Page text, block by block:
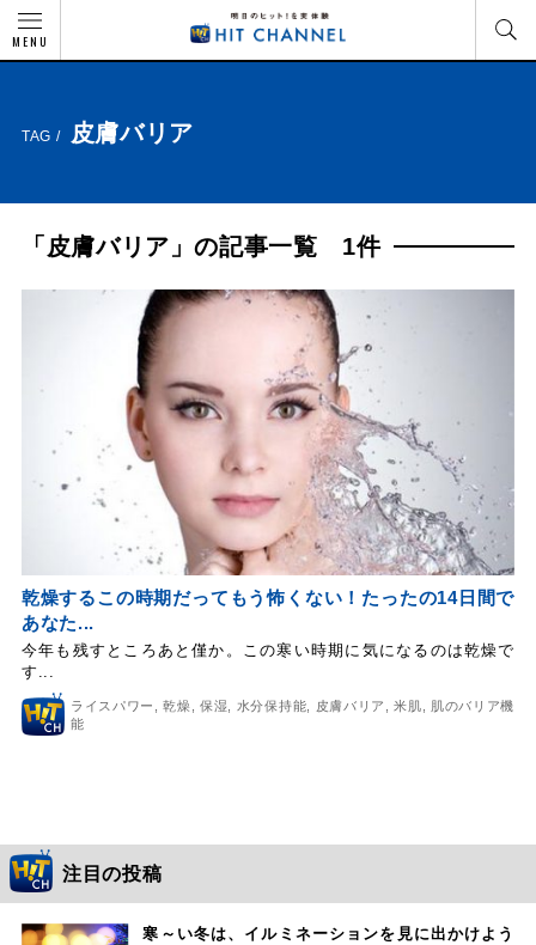
MENU
TAG / 皮膚バリア
「皮膚バリア」の記事一覧 1件
乾燥するこの時期だってもう怖くない！たったの14日間で
あなた...
今年も残すところあと僅か。この寒い時期に気になるのは乾燥で
す...
ライスパワー ,乾燥 ,保湿 水分保持能 皮膚バリア ,米肌
肌のバリア機
能
注目の投稿
寒～い冬は、イルミネーションを見に出かけよう